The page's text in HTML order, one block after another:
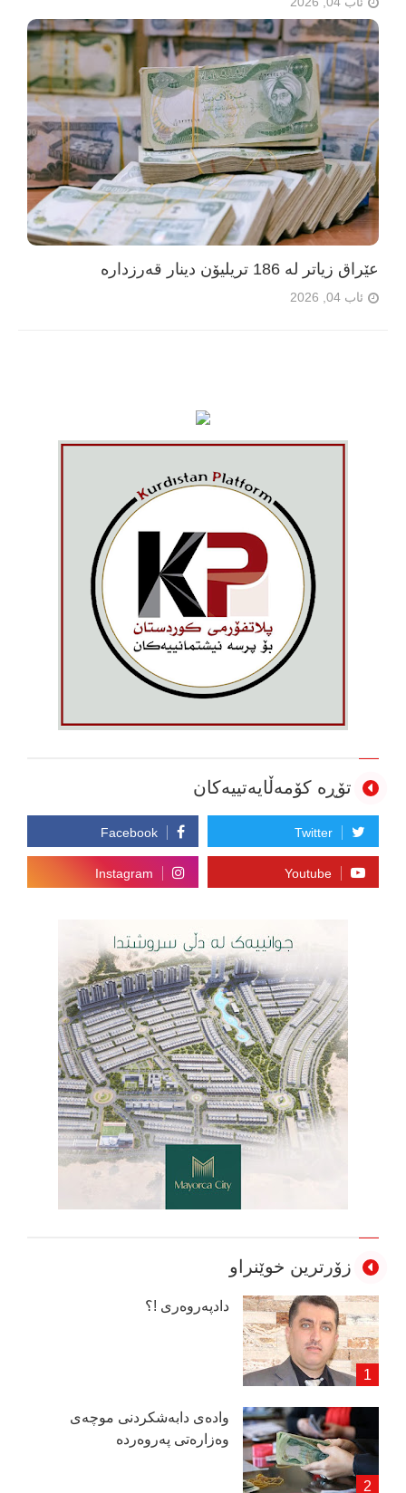
عێراق زیاتر لە 186 تریلیۆن دینار قەرزدارە
ئاب 04, 2026
تۆڕە کۆمەڵایەتییەکان
زۆرترین خوێنراو
دادپەروەری !؟
وادەی دابەشكردنی موچەی
وەزارەتی پەروەردە